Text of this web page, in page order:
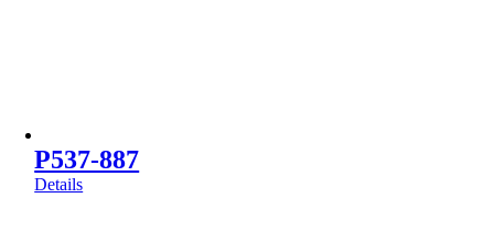
P537-887
Details